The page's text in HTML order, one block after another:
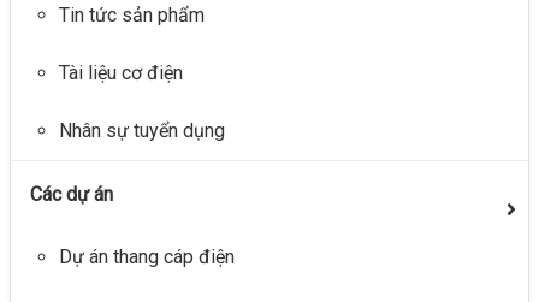
Tin tức sản phẩm
Tài liệu cơ điện
Nhân sự tuyển dụng
Các dự án
Dự án thang cáp điện